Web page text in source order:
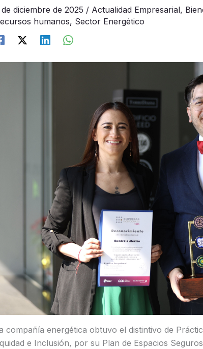
diciembre de 2025 / Actualidad Empresarial,
humanos, Sector Energético
compañía energética obtuvo el distintivo de
e Inclusión, por su Plan de Espacios Seguros